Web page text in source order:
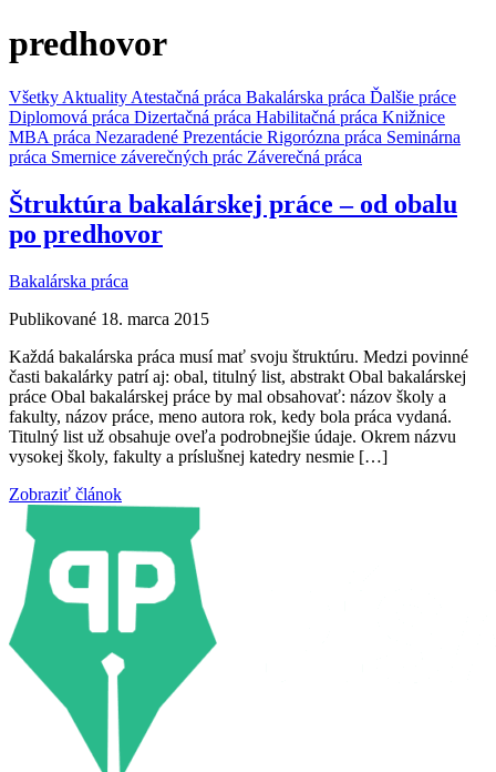
predhovor
Všetky Aktuality Atestačná práca Bakalárska práca Ďalšie práce
Diplomová práca Dizertačná práca Habilitačná práca Knižnice
MBA práca Nezaradené Prezentácie Rigorózna práca Seminárna
práca Smernice záverečných prác Záverečná práca
Štruktúra bakalárskej práce – od obalu
po predhovor
Bakalárska práca
Publikované 18. marca 2015
Každá bakalárska práca musí mať svoju štruktúru. Medzi povinné
časti bakalárky patrí aj: obal, titulný list, abstrakt Obal bakalárskej
práce Obal bakalárskej práce by mal obsahovať: názov školy a
fakulty, názov práce, meno autora rok, kedy bola práca vydaná.
Titulný list už obsahuje oveľa podrobnejšie údaje. Okrem názvu
vysokej školy, fakulty a príslušnej katedry nesmie […]
Zobraziť článok